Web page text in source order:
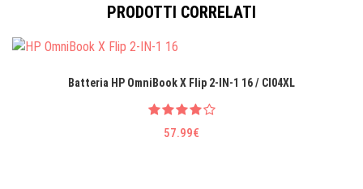
PRODOTTI CORRELATI
Batteria HP OmniBook X Flip 2-IN-1 16 / CI04XL
57.99€